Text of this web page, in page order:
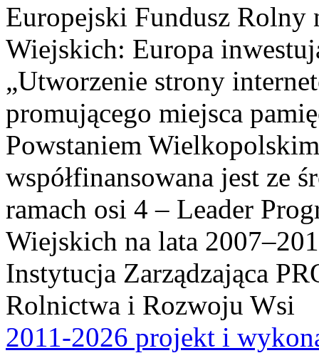
Europejski Fundusz Rolny
Wiejskich: Europa
„Utworzenie strony
promującego miejsca
Powstaniem
współfinansowana jest ze
ramach osi 4 – Leader
Wiejskich na lata
Instytucja Zarządzająca
Rolnictwa i Rozwoju Wsi
2011-2026 projekt i